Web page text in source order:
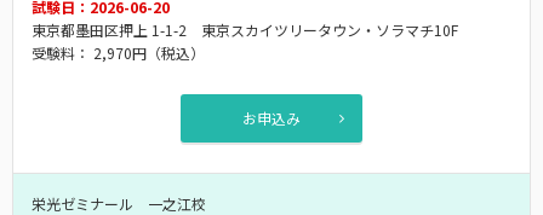
試験日：2026-06-20
東京都墨田区押上 1-1-2 東京スカイツリータウン・ソラマチ10F
受験料： 2,970円 （税込）
お申込み
栄光ゼミナール 一之江校